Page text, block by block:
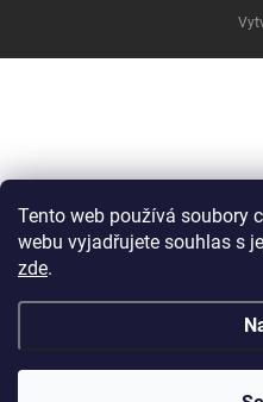
Tento web používá soubory
webu vyjadřujete souhlas s
zde.
U nových traktorů je
individuálně, dle nabídky.